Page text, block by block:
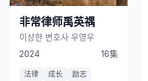
非常律师禹英禑
이상한 변호사 우영우
2024
16集
法律 成长 励志